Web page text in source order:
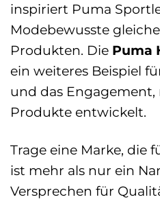
inspiriert Puma
Modebewusste
Produkten. Die Puma
ein weiteres Beispiel
und das
Produkte entwickelt.
Trage eine Marke, die
ist mehr als nur ein
Versprechen für